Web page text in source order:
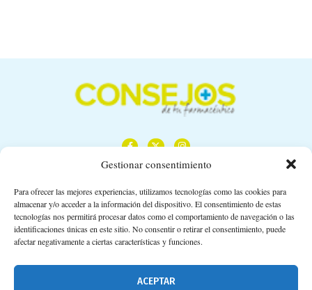
Gestionar consentimiento
Para ofrecer las mejores experiencias, utilizamos tecnologías como las cookies para
almacenar y/o acceder a la información del dispositivo. El consentimiento de estas
tecnologías nos permitirá procesar datos como el comportamiento de navegación o las
identificaciones únicas en este sitio. No consentir o retirar el consentimiento, puede
afectar negativamente a ciertas características y funciones.
ACEPTAR
Calle Camino de los Descubrimientos, 11,
Planta 3ª 41092 – Sevilla
674 02 62 03